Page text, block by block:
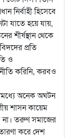
নির্বাহী হিসেবে
যাতে হয়ে যায়,
শীর্ষস্থান থেকে
প্রতি
ও
করিনি, করবও
অনেক অঘটন
শাসন কায়েম
না। তরুণ সমাজের
করে দেশ